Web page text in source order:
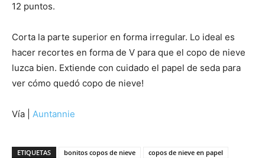
12 puntos.
Corta la parte superior en forma irregular. Lo ideal es
hacer recortes en forma de V para que el copo de nieve
luzca bien. Extiende con cuidado el papel de seda para
ver cómo quedó copo de nieve!
Vía | Auntannie
ETIQUETAS bonitos copos de nieve
copos de nieve en papel